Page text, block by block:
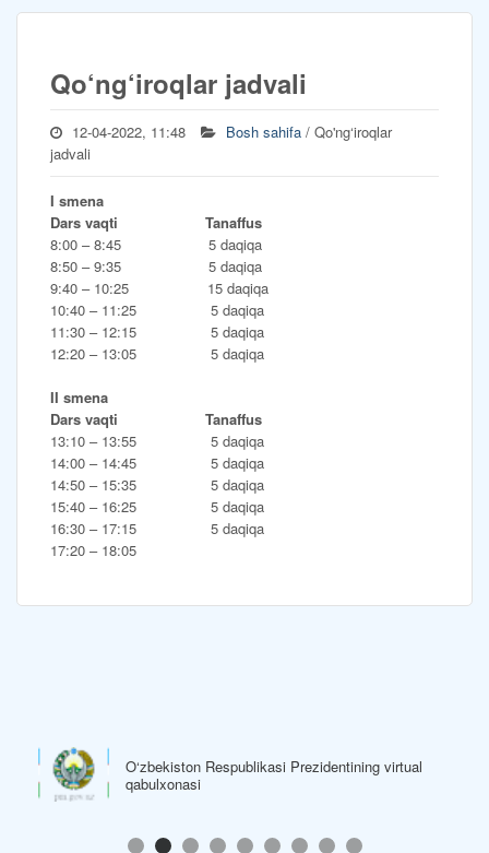
Qo‘ng‘iroqlar jadvali
12-04-2022, 11:48 Bosh sahifa / Qo'ng‘iroqlar
jadvali
I smena
Dars vaqti Tanaffus
8:00 – 8:45 5 daqiqa
8:50 – 9:35 5 daqiqa
9:40 – 10:25 15 daqiqa
10:40 – 11:25 5 daqiqa
11:30 – 12:15 5 daqiqa
12:20 – 13:05 5 daqiqa
II smena
Dars vaqti Tanaffus
13:10 – 13:55 5 daqiqa
14:00 – 14:45 5 daqiqa
14:50 – 15:35 5 daqiqa
15:40 – 16:25 5 daqiqa
16:30 – 17:15 5 daqiqa
17:20 – 18:05
O‘zbekiston Respublikasi Prezidentining virtual
qabulxonasi